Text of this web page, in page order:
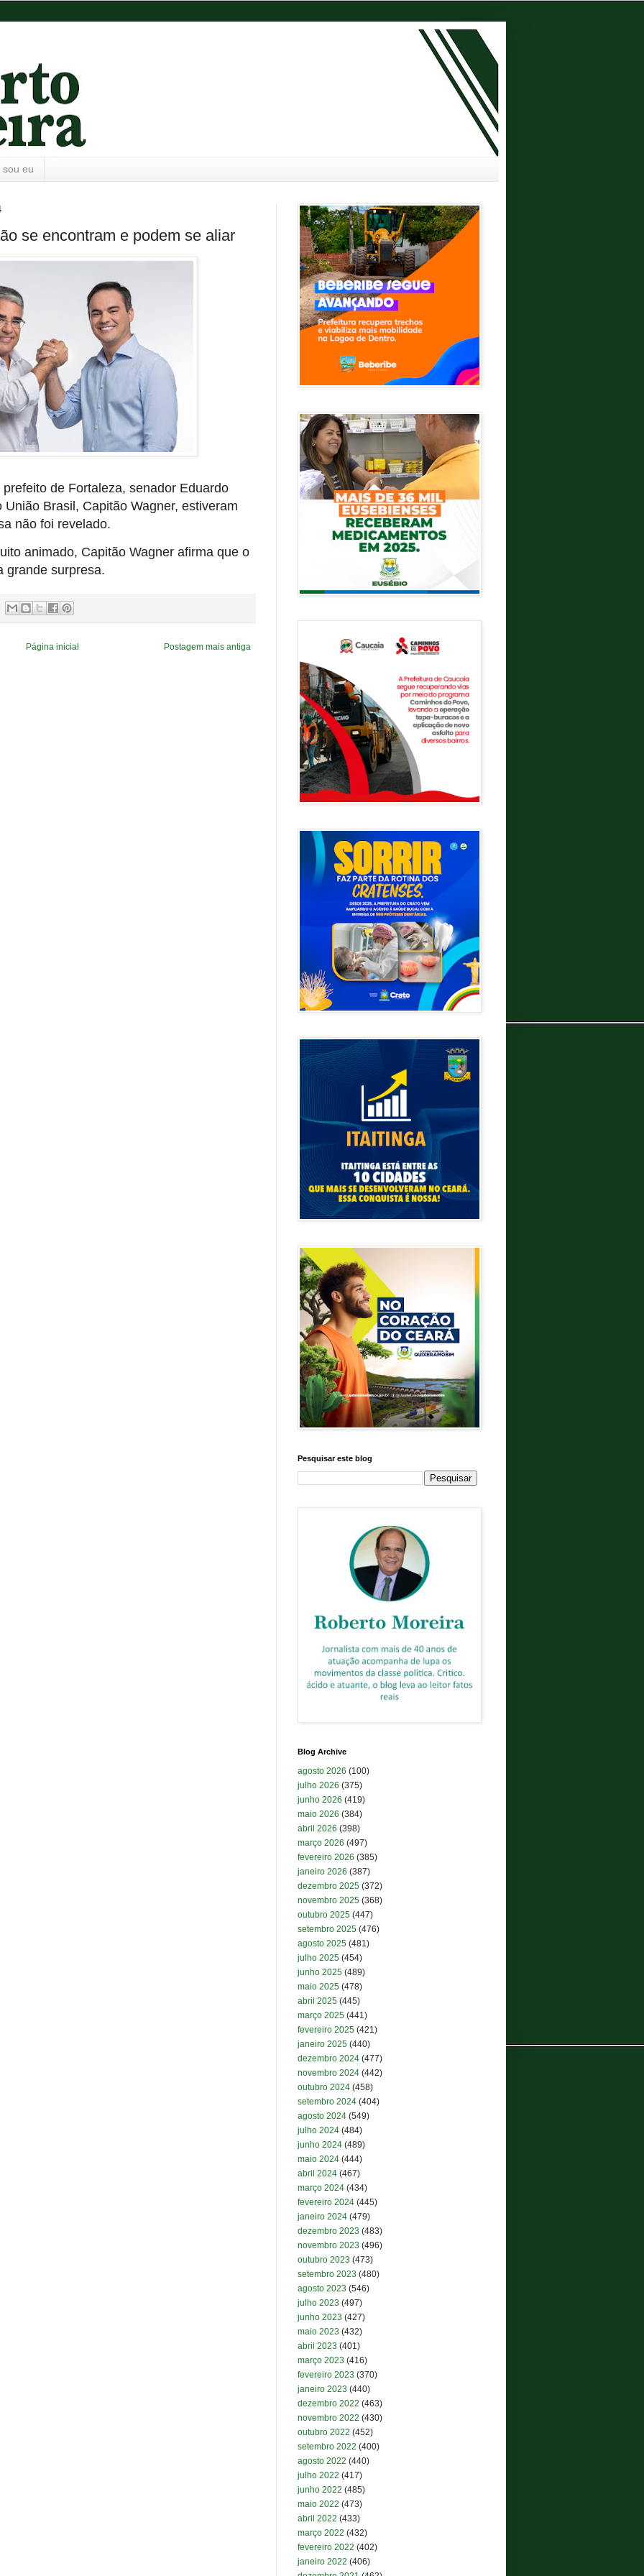
sou eu
se encontram e podem se aliar
de Fortaleza, senador Eduardo
Brasil, Capitão Wagner, estiveram
não foi revelado.
animado, Capitão Wagner afirma que o
grande surpresa.
Postagem mais antiga
Página inicial
Pesquisar este blog
Blog Archive
agosto 2026 (100)
julho 2026 (375)
junho 2026 (419)
maio 2026 (384)
abril 2026 (398)
março 2026 (497)
fevereiro 2026 (385)
janeiro 2026 (387)
dezembro 2025 (372)
novembro 2025 (368)
outubro 2025 (447)
setembro 2025 (476)
agosto 2025 (481)
julho 2025 (454)
junho 2025 (489)
maio 2025 (478)
abril 2025 (445)
março 2025 (441)
fevereiro 2025 (421)
janeiro 2025 (440)
dezembro 2024 (477)
novembro 2024 (442)
outubro 2024 (458)
setembro 2024 (404)
agosto 2024 (549)
julho 2024 (484)
junho 2024 (489)
maio 2024 (444)
abril 2024 (467)
março 2024 (434)
fevereiro 2024 (445)
janeiro 2024 (479)
dezembro 2023 (483)
novembro 2023 (496)
outubro 2023 (473)
setembro 2023 (480)
agosto 2023 (546)
julho 2023 (497)
junho 2023 (427)
maio 2023 (432)
abril 2023 (401)
março 2023 (416)
fevereiro 2023 (370)
janeiro 2023 (440)
dezembro 2022 (463)
novembro 2022 (430)
outubro 2022 (452)
setembro 2022 (400)
agosto 2022 (440)
julho 2022 (417)
junho 2022 (485)
maio 2022 (473)
abril 2022 (433)
março 2022 (432)
fevereiro 2022 (402)
janeiro 2022 (406)